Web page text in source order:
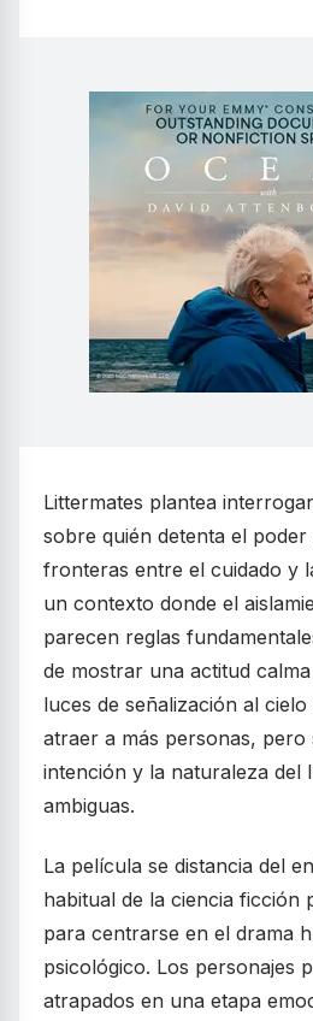
Littermates plantea
sobre quién detenta el
fronteras entre el cuidado y
un contexto donde el
parecen reglas
de mostrar una actitud
luces de señalización al
atraer a más personas, pero
intención y la naturaleza del
ambiguas.
La película se distancia del
habitual de la ciencia ficción
para centrarse en el drama
psicológico. Los personajes
atrapados en una etapa